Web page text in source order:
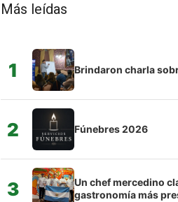
Más leídas
1 Brindaron charla
2 Fúnebres 2026
3
Un chef mercedino
gastronomía más